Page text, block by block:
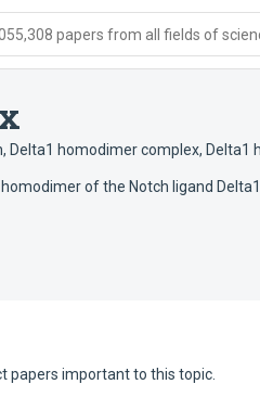
papers from all fields of
, Delta1 homodimer complex, Delta1
of the Notch ligand
papers important to this topic.